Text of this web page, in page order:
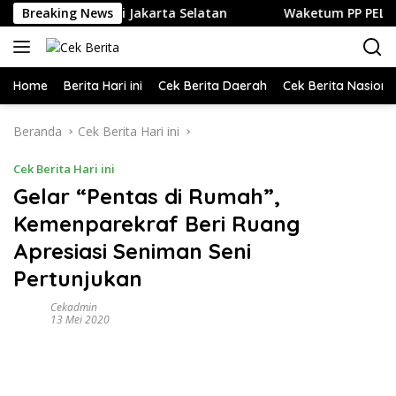
Langsung
ke
konten
Breaking News
Kuliner di Jakarta Selatan Waketum PP PELTI
Home Berita Hari ini Cek Berita Daerah Cek Berita
Beranda Cek Berita Hari ini
Cek Berita Hari ini
Gelar “Pentas di Rumah”,
Kemenparekraf Beri Ruang
Apresiasi Seniman Seni
Pertunjukan
Cekadmin
13 Mei 2020